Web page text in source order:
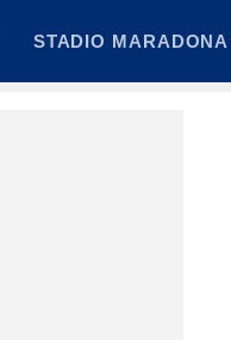
STADIO MARADONA